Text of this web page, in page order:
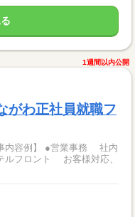
1週間以内公開
がわ正社員就職フ
ルフロント お客様対応、